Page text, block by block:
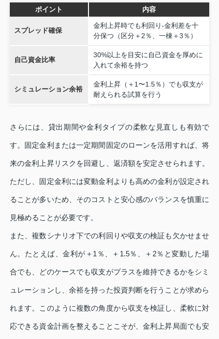
ポイント 内容
スプレッド確保
金利上昇時でも利回り‐金利差を十
分保つ（区分＋2％、一棟＋3％）
自己資金比率
30%以上を目安に自己資金を厚めに
入れて余裕を持つ
シミュレーション余裕
金利上昇（＋1〜1.5％）でも収支が
耐えられる試算を行う
さらには、貸出期間や金利タイプの柔軟な見直しも有効で
す。固定金利または一定期間固定のローンを活用すれば、将
来の金利上昇リスクを回避し、返済額を安定させられます。
ただし、固定金利には変動金利よりも高めの金利が設定され
ることが多いため、そのコストと安心感のバランスを慎重に
見極めることが必要です。
また、複数シナリオ下での利回りや収支の検証も欠かせませ
ん。たとえば、金利が＋1％、＋1.5％、＋2％と変動した場
合でも、どのケースでも収支がプラスを維持できるかをシミ
ュレーションし、余裕を持った投資判断を行うことが求めら
れます。このように複数の角度から収支を検証し、柔軟に対
応できる資金計画を整えることこそが、金利上昇局面でも安